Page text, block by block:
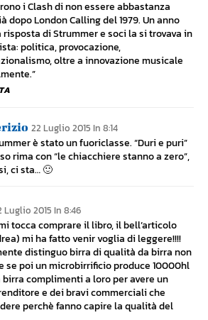
i Clash di non essere abbastanza
dopo London Calling del 1979. Un anno
risposta di Strummer e soci la si trovava in
politica, provocazione,
oltre a innovazione musicale
22 Luglio 2015 In 8:14
è stato un fuoriclasse. “Duri e puri”
rima con “le chiacchiere stanno a zero”,
ci sta… 🙂
Luglio 2015 In 8:46
tocca comprare il libro, il bell’articolo
mi ha fatto venir voglia di leggere!!!!
distinguo birra di qualità da birra non
se poi un microbirrificio produce 10000hl
birra complimenti a loro per avere un
e dei bravi commerciali che
perchè fanno capire la qualità del